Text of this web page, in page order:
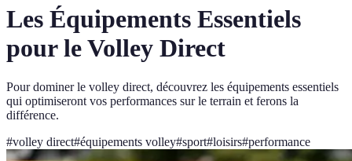
Les Équipements Essentiels
pour le Volley Direct
Pour dominer le volley direct, découvrez les équipements essentiels
qui optimiseront vos performances sur le terrain et ferons la
différence.
#volley direct#équipements volley#sport#loisirs#performance